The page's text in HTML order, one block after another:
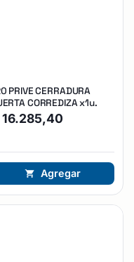
PRIVE CERRADURA
CORREDIZA x1u.
16.285,40
Agregar